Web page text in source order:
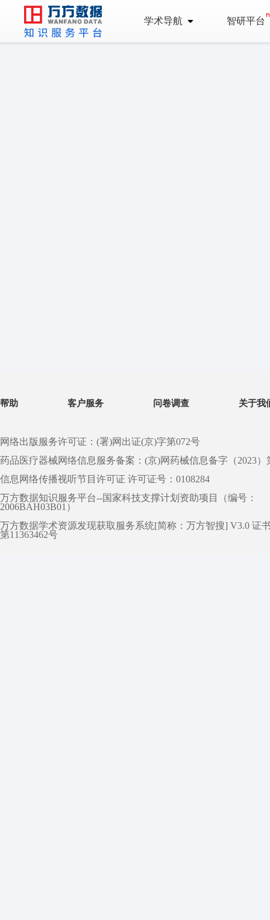
学术导航 智研平台
帮助 客户服务 问卷调查 关于我
网络出版服务许可证：(署)网出证(京)字第072号
药品医疗器械网络信息服务备案：(京)网药械信息备字（2023）
信息网络传播视听节目许可证 许可证号：0108284
万方数据知识服务平台--国家科技支撑计划资助项目（编号：
2006BAH03B01）
万方数据学术资源发现获取服务系统[简称：万方智搜] V3.0 证
第11363462号